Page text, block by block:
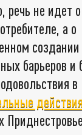
речь не идет
а о
барьеров и
действия